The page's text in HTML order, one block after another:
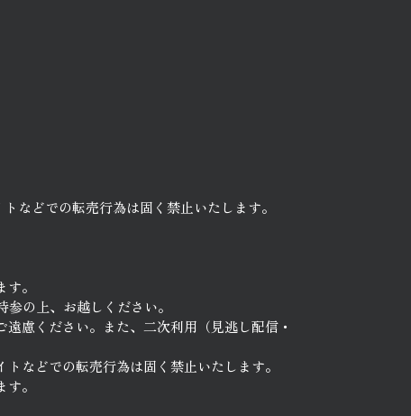
などでの転売行為は固く禁止いたします。
。
の上、お越しください。
慮ください。また、二次利用（見逃し配信・
などでの転売行為は固く禁止いたします。
。